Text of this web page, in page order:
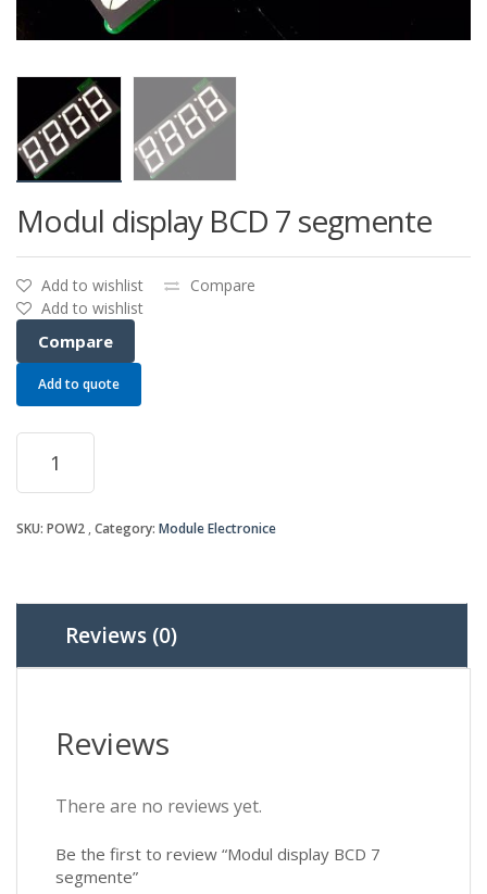
Modul display BCD 7 segmente
Add to wishlist
Compare
Add to wishlist
Compare
Add to quote
Modul
display
BCD
segmente
SKU: POW2 Category: Module Electronice
Reviews (0)
Reviews
There are no reviews yet.
Be the first to review “Modul display BCD 7
segmente”